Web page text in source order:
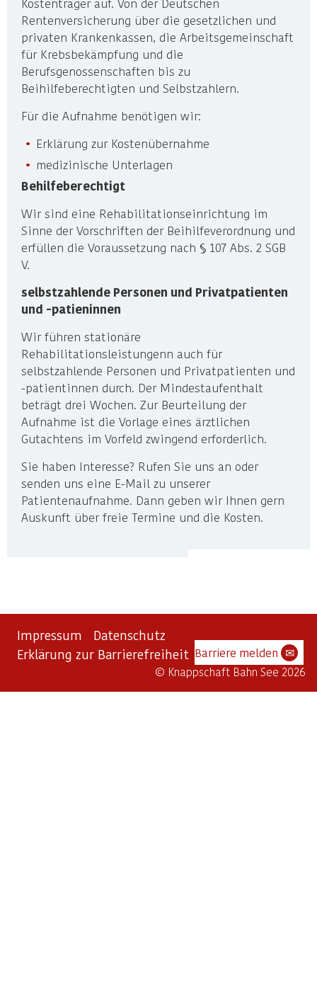
Kostenträger auf. Von der Deutschen
Rentenversicherung über die gesetzlichen und
privaten Krankenkassen, die Arbeitsgemeinschaft
für Krebsbekämpfung und die
Berufsgenossenschaften bis zu
Beihilfeberechtigten und Selbstzahlern.
Für die Aufnahme benötigen wir:
Erklärung zur Kostenübernahme
medizinische Unterlagen
Behilfeberechtigt
Wir sind eine Rehabilitationseinrichtung im
Sinne der Vorschriften der Beihilfeverordnung und
erfüllen die Voraussetzung nach § 107 Abs. 2 SGB
V.
selbstzahlende Personen und Privatpatienten
und -patieninnen
Wir führen stationäre
Rehabilitationsleistungenn auch für
selbstzahlende Personen und Privatpatienten und
-patientinnen durch. Der Mindestaufenthalt
beträgt drei Wochen. Zur Beurteilung der
Aufnahme ist die Vorlage eines ärztlichen
Gutachtens im Vorfeld zwingend erforderlich.
Sie haben Interesse? Rufen Sie uns an oder
senden uns eine E-Mail zu unserer
Patientenaufnahme. Dann geben wir Ihnen gern
Auskunft über freie Termine und die Kosten.
Impressum
Datenschutz
Erklärung zur Barrierefreiheit Barriere melden
✉
© Knappschaft Bahn See 2026